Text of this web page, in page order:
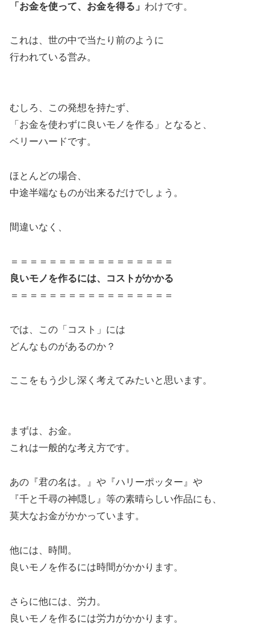
「お金を使って、お金を得る」 わけです。
これは、世の中で当たり前のように
行われている営み。
むしろ、この発想を持たず、
「お金を使わずに良いモノを作る」となると、
ベリーハードです。
ほとんどの場合、
中途半端なものが出来るだけでしょう。
間違いなく、
＝＝＝＝＝＝＝＝＝＝＝＝＝＝＝＝＝
良いモノを作るには、コストがかかる
＝＝＝＝＝＝＝＝＝＝＝＝＝＝＝＝＝
では、この「コスト」には
どんなものがあるのか？
ここをもう少し深く考えてみたいと思います。
まずは、お金。
これは一般的な考え方です。
あの『君の名は。』や『ハリーポッター』や
『千と千尋の神隠し』等の素晴らしい作品にも、
莫大なお金がかかっています。
他には、時間。
良いモノを作るには時間がかかります。
さらに他には、労力。
良いモノを作るには労力がかかります。